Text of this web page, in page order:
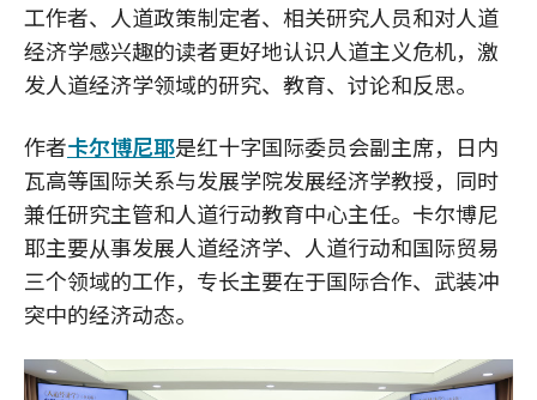
工作者、人道政策制定者、相关研究人员和对人道
经济学感兴趣的读者更好地认识人道主义危机，激
发人道经济学领域的研究、教育、讨论和反思。
作者卡尔博尼耶是红十字国际委员会副主席，日内
瓦高等国际关系与发展学院发展经济学教授，同时
兼任研究主管和人道行动教育中心主任。卡尔博尼
耶主要从事发展人道经济学、人道行动和国际贸易
三个领域的工作，专长主要在于国际合作、武装冲
突中的经济动态。